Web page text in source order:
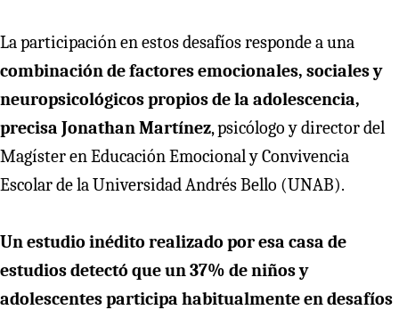
La participación en estos desafíos responde a una
combinación de factores emocionales, sociales y
neuropsicológicos propios de la adolescencia,
precisa Jonathan Martínez, psicólogo y director del
Magíster en Educación Emocional y Convivencia
Escolar de la Universidad Andrés Bello (UNAB).
Un estudio inédito realizado por esa casa de
estudios detectó que un 37% de niños y
adolescentes participa habitualmente en desafíos